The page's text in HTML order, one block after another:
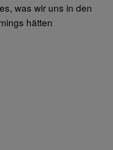
was wir uns in den
hätten